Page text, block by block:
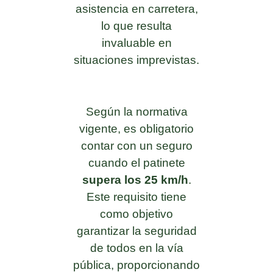
asistencia en carretera,
lo que resulta
invaluable en
situaciones imprevistas.
Según la normativa
vigente, es obligatorio
contar con un seguro
cuando el patinete
supera los 25 km/h.
Este requisito tiene
como objetivo
garantizar la seguridad
de todos en la vía
pública, proporcionando